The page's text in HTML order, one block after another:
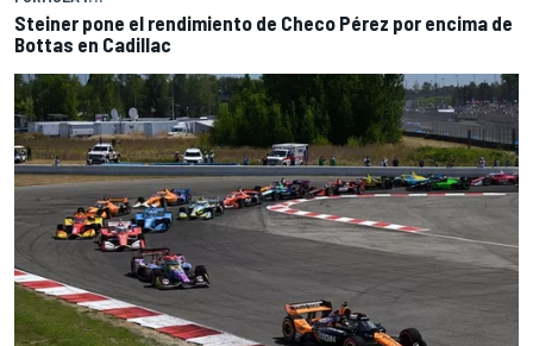
Steiner pone el rendimiento de Checo Pérez por encima de
Bottas en Cadillac